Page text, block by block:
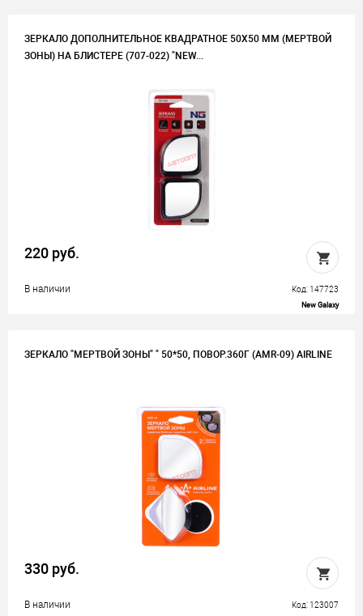
ЗЕРКАЛО ДОПОЛНИТЕЛЬНОЕ КВАДРАТНОЕ 50Х50 ММ (МЕРТВОЙ
ЗОНЫ) НА БЛИСТЕРЕ (707-022) "NEW...
220 руб.
В наличии Код: 147723
New Galaxy
ЗЕРКАЛО "МЕРТВОЙ ЗОНЫ" " 50*50, ПОВОР.360Г (AMR-09) AIRLINE
330 руб.
В наличии Код: 123007